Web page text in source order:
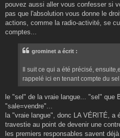
pouvez aussi aller vous confesser si
pas que l'absolution vous donne le
actions, comme la radio-activité, se
comptes...
grominet a écrit :
Il suit ce qui a été précisé,
rappelé ici en tenant compte du
le "sel" de la vraie langue... "sel" que
"sale=vendre"...
la "vraie langue", donc LA VÉRITÉ, a
travestie au point de devenir une
les premiers responsables savent